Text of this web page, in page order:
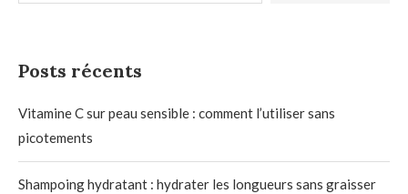
Posts récents
Vitamine C sur peau sensible : comment l’utiliser sans
picotements
Shampoing hydratant : hydrater les longueurs sans graisser